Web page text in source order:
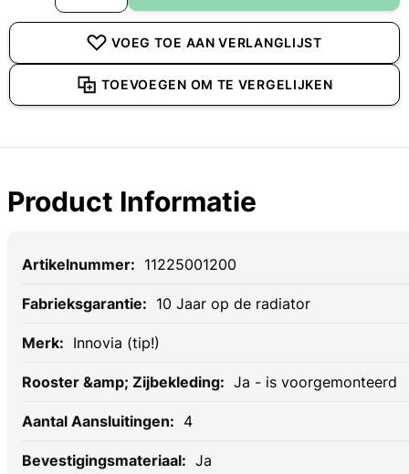
VOEG TOE AAN VERLANGLIJST
TOEVOEGEN OM TE VERGELIJKEN
Product Informatie
Specificaties
11225001200
10 Jaar op de radiator
Innovia (tip!)
Ja - is voorgemonteerd
4
Ja